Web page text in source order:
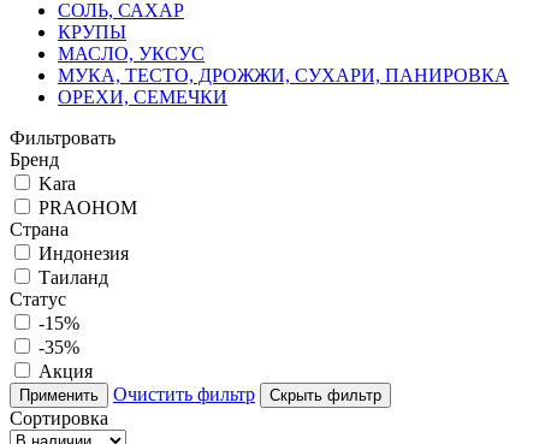
СОЛЬ, САХАР
КРУПЫ
МАСЛО, УКСУС
МУКА, ТЕСТО, ДРОЖЖИ, СУХАРИ, ПАНИРОВКА
ОРЕХИ, СЕМЕЧКИ
Фильтровать
Бренд
Kara
PRAOHOM
Страна
Индонезия
Таиланд
Статус
-15%
-35%
Акция
Применить Очистить фильтр Скрыть фильтр
Сортировка